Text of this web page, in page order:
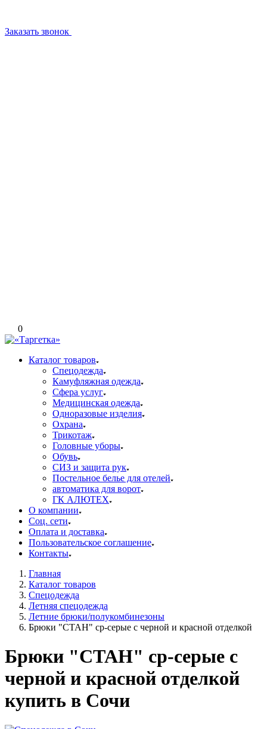
Заказать звонок
0
Каталог товаров
Спецодежда
Камуфляжная одежда
Сфера услуг
Медицинская одежда
Одноразовые изделия
Охрана
Трикотаж
Головные уборы
Обувь
СИЗ и защита рук
Постельное белье для отелей
автоматика для ворот
ГК АЛЮТЕХ
О компании
Соц. сети
Оплата и доставка
Пользовательское соглашение
Контакты
Главная
Каталог товаров
Спецодежда
Летняя спецодежда
Летние брюки/полукомбинезоны
Брюки "СТАН" ср-серые с черной и красной отделкой
Брюки "СТАН" ср-серые с
черной и красной отделкой
купить в Сочи